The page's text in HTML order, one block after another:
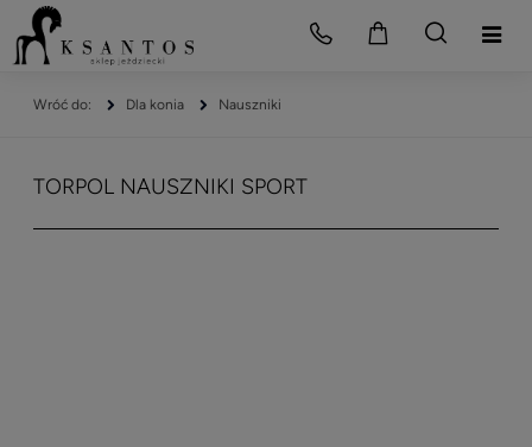
Dla konia Nauszniki
TORPOL NAUSZNIKI SPORT